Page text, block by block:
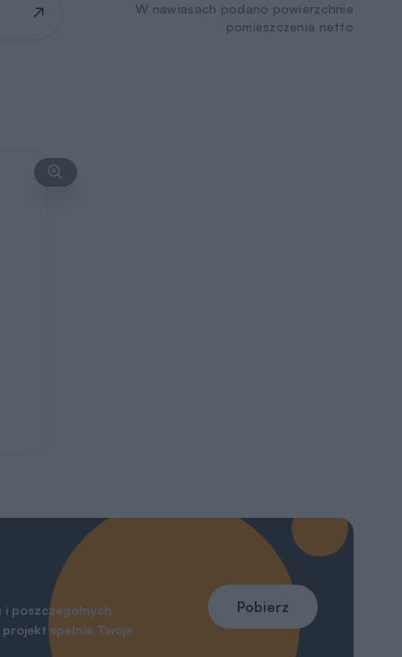
W nawiasach podano powierzchnie
pomieszczenia netto
i poszczególnych
spełnia Twoje
Pobierz